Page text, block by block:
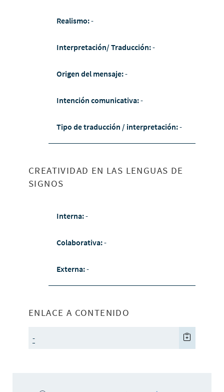
Realismo:-
Interpretación/ Traducción:-
Origen del mensaje:-
Intención comunicativa:-
Tipo de traducción / interpretación:-
CREATIVIDAD EN LAS LENGUAS DE
SIGNOS
Interna:-
Colaborativa:-
Externa:-
ENLACE A CONTENIDO
-